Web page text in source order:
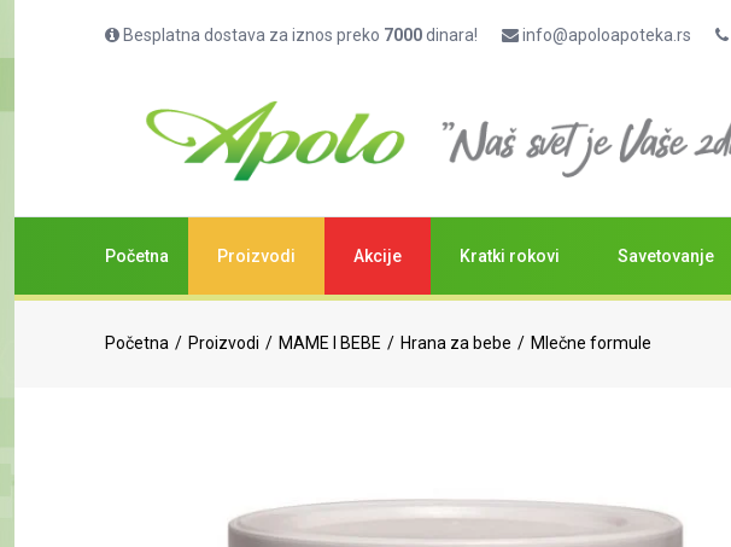
Besplatna dostava za iznos preko 7000dinara! info@apoloapoteka.rs
Početna Proizvodi Akcije Kratki rokovi Savetovanje
Početna Proizvodi MAME I BEBE Hrana za bebe Mlečne formule